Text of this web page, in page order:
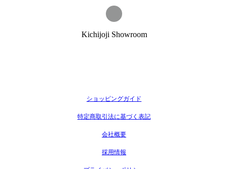
Kichijoji Showroom
ショッピングガイド
特定商取引法に基づく表記
会社概要
採用情報